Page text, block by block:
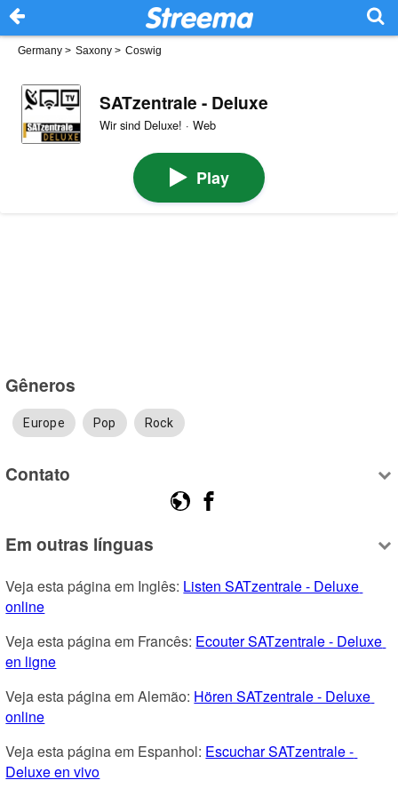
Germany > Saxony > Coswig
SATzentrale - Deluxe
Wir sind Deluxe! · Web
Play
Gêneros
Europe Pop Rock
Contato
Em outras línguas
Veja esta página em Inglês: Listen SATzentrale - Deluxe
online
Veja esta página em Francês: Ecouter SATzentrale - Deluxe
en ligne
Veja esta página em Alemão: Hören SATzentrale - Deluxe
online
Veja esta página em Espanhol: Escuchar SATzentrale -
Deluxe en vivo